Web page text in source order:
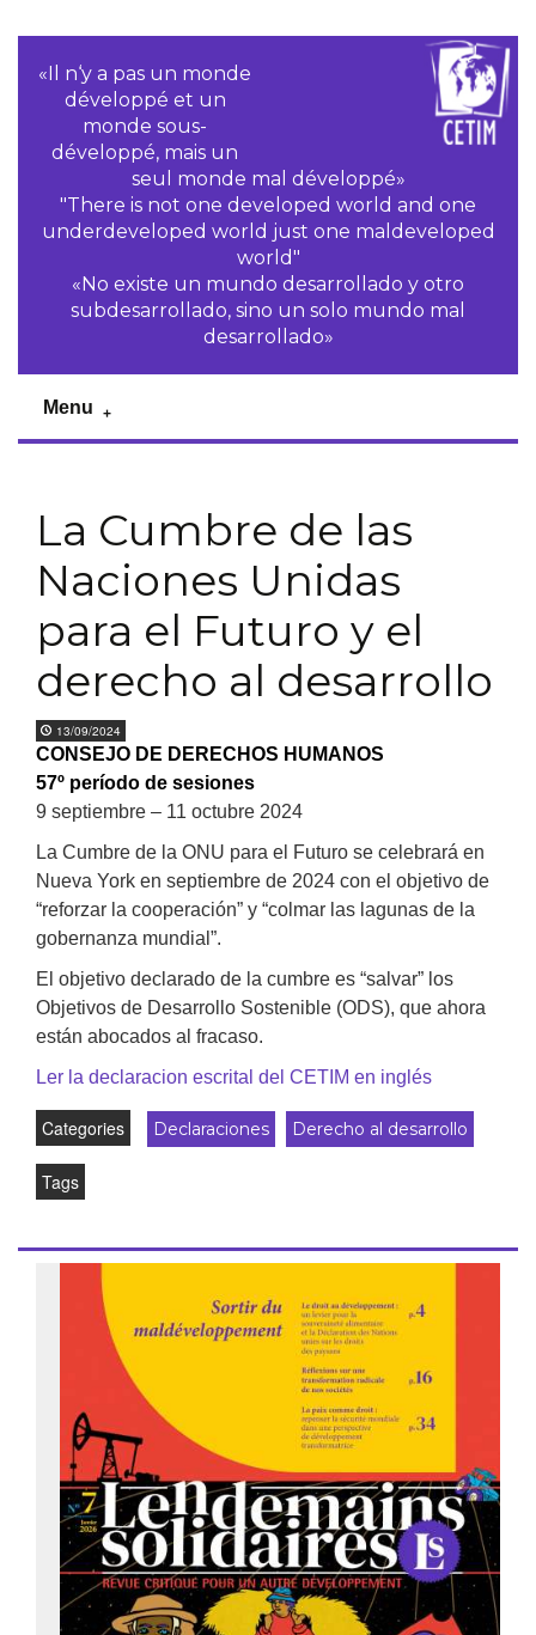
«Il n‘y a pas un monde
développé et un
monde sous-
développé, mais un
seul monde mal développé»
"There is not one developed world and one
underdeveloped world just one maldeveloped
world"
«No existe un mundo desarrollado y otro
subdesarrollado, sino un solo mundo mal
desarrollado»
Menu
La Cumbre de las
Naciones Unidas
para el Futuro y el
derecho al desarrollo
13/09/2024
CONSEJO DE DERECHOS HUMANOS
57º período de sesiones
9 septiembre – 11 octubre 2024
La Cumbre de la ONU para el Futuro se celebrará en
Nueva York en septiembre de 2024 con el objetivo de
“reforzar la cooperación” y “colmar las lagunas de la
gobernanza mundial”.
El objetivo declarado de la cumbre es “salvar” los
Objetivos de Desarrollo Sostenible (ODS), que ahora
están abocados al fracaso.
Ler la declaracion escrital del CETIM en inglés
Categories Declaraciones Derecho al desarrollo
Tags